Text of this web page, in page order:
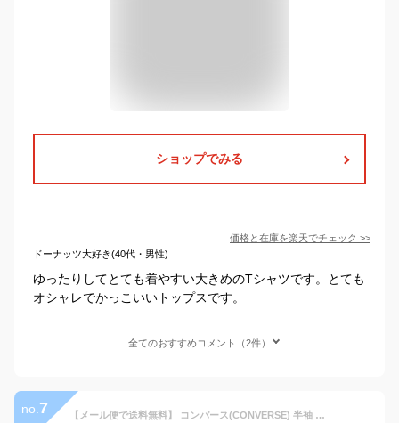
ショップでみる
価格と在庫を楽天でチェック >>
ドーナッツ大好き(40代・男性)
ゆったりしてとても着やすい大きめのTシャツです。とても
オシャレでかっこいいトップスです。
全てのおすすめコメント（2件）
no. 7 【メール便で送料無料】 コンバース(CONVERSE) 半袖 Tシャツ メンズ 大きいサイズ サイドライン ロゴ プリント ドライ 吸汗速乾 クルーネック カットソー 半袖Tシャツ 黒 吸水速乾 速乾 スポーツ ランニング パジャマ 部屋着 ルームウェア ワークマン プラス